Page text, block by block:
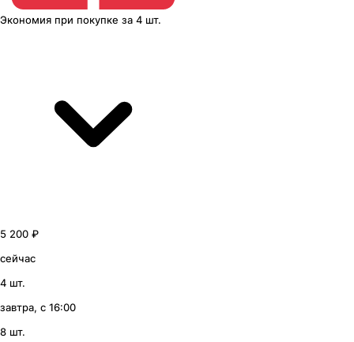
Экономия при покупке за 4 шт.
5 200 ₽
сейчас
4 шт.
завтра, с 16:00
8 шт.